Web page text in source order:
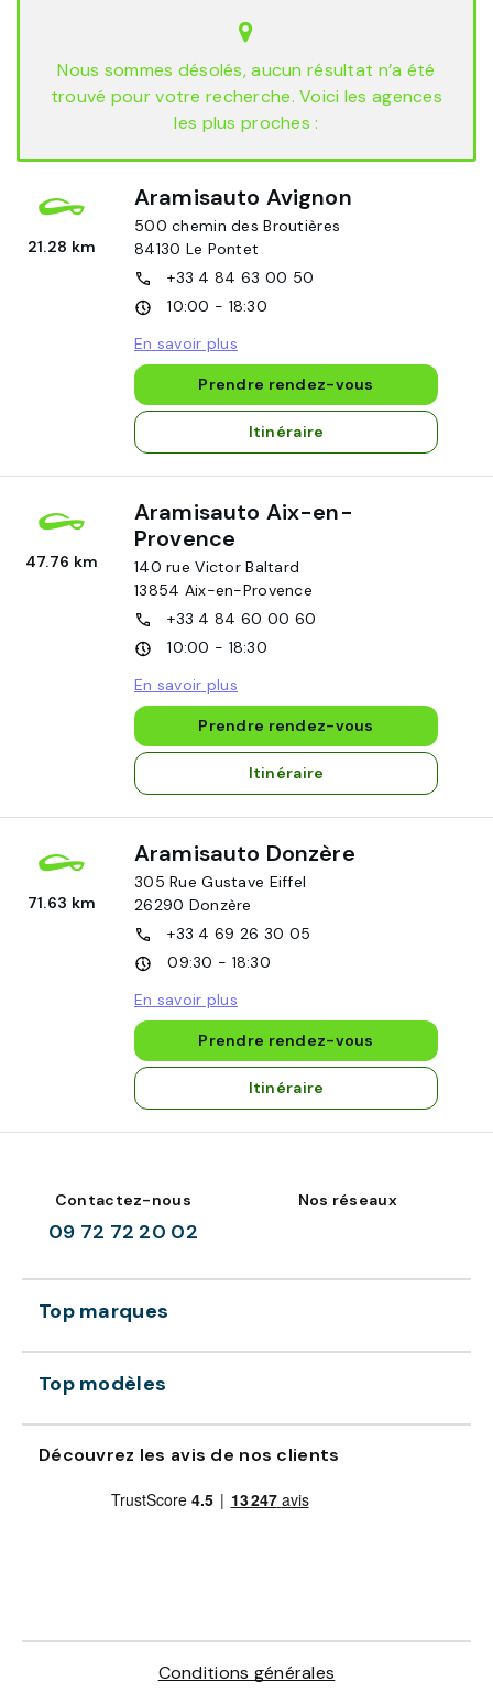
Nous sommes désolés, aucun résultat n’a été
trouvé pour votre recherche. Voici les agences
les plus proches :
21.28 km
Aramisauto Avignon
500 chemin des Broutières
84130 Le Pontet
+33 4 84 63 00 50
10:00 - 18:30
En savoir plus
Prendre rendez-vous
Itinéraire
47.76 km
Aramisauto Aix-en-
Provence
140 rue Victor Baltard
13854 Aix-en-Provence
+33 4 84 60 00 60
10:00 - 18:30
En savoir plus
Prendre rendez-vous
Itinéraire
71.63 km
Aramisauto Donzère
305 Rue Gustave Eiffel
26290 Donzère
+33 4 69 26 30 05
09:30 - 18:30
En savoir plus
Prendre rendez-vous
Itinéraire
Contactez-nous
09 72 72 20 02
Nos réseaux
Top marques
Top modèles
Découvrez les avis de nos clients
Conditions générales